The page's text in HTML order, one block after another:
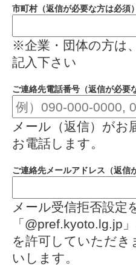
市町村（返信が必要な方は必須）
※企業・団体の方は
記入下さい
ご連絡先電話番号（返信が必要
メール（返信）がお
お電話します。
ご連絡先メールアドレス（返信
メール受信拒否設定
「@pref.kyoto.lg.jp
を許可していただ
いします。